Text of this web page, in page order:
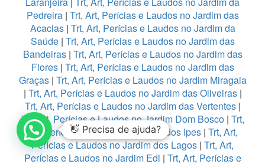
Pedreira| Trt, Art, Perícias e Laudos no Jardim das
Acacias| Trt, Art, Perícias e Laudos no Jardim da
Saúde| Trt, Art, Perícias e Laudos no Jardim das
Bandeiras| Trt, Art, Perícias e Laudos no Jardim das
Flores| Trt, Art, Perícias e Laudos no Jardim das
Graças| Trt, Art, Perícias e Laudos no Jardim Miragaia
| Trt, Art, Perícias e Laudos no Jardim das Oliveiras|
Trt, Art, Perícias e Laudos no Jardim das Vertentes|
Trt, Art, Perícias e Laudos no Jardim Dom Bosco| Trt,
Art, Perícias e Laudos no Jardim dos Ipes | Trt, Art,
Perícias e Laudos no Jardim dos Lagos | Trt, Art,
Perícias e Laudos no Jardim Edi | Trt, Art, Perícias e
👋 Precisa de ajuda?